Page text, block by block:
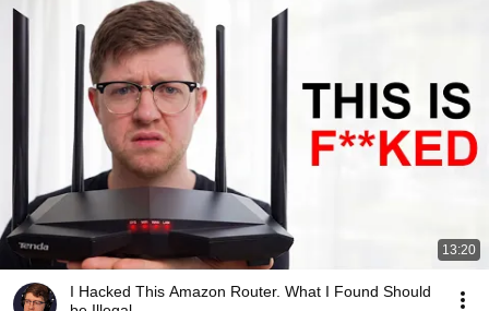
13:20
I Hacked This Amazon Router. What I Found Should